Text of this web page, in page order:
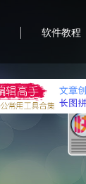
| 软件教程